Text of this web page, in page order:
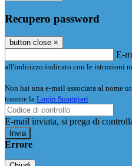
Recupero password
button close ×
E-
all'indirizzo indicato con le istruzioni
Non hai una e-mail associata al nome
tramite la Login Spaggiari
E-mail inviata, si prega di
Errore